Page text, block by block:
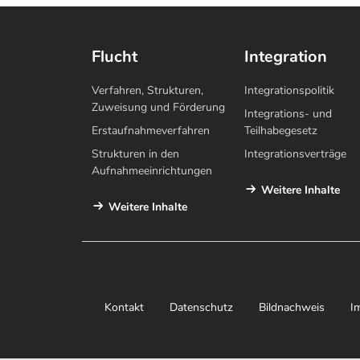
Flucht
Verfahren, Strukturen,
Zuweisung und Förderung
Erstaufnahmeverfahren
Strukturen in den
Aufnahmeeinrichtungen
Weitere Inhalte
Integration
Integrationspolitik
Integrations- und
Teilhabegesetz
Integrationsverträge
Weitere Inhalte
Kontakt Datenschutz Bildnachweis